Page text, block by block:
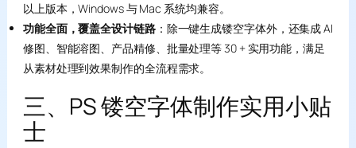
以上版本，Windows 与 Mac 系统均兼容。
功能全面，覆盖全设计链路：除一键生成镂空字体外，还集成 AI
修图、智能溶图、产品精修、批量处理等 30 + 实用功能，满足
从素材处理到效果制作的全流程需求。
三、PS 镂空字体制作实用小贴
士